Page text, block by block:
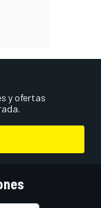
y ofertas